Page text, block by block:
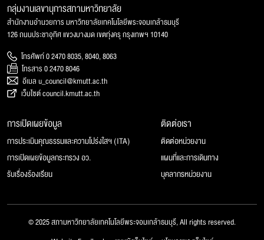
กลุ่มงานเลขานุการสภามหาวิทยาลัย
สำนักงานอำนวยการ มหาวิทยาลัยเทคโนโลยีพระจอมเกล้าธนบุรี
126 ถนนประชาอุทิศ แขวงบางมด เขตทุ่งครุ กรุงเทพฯ 10140
โทรศัพท์ 0 2470 8035, 8040, 8063
โทรสาร 0 2470 8046
อีเมล u_council@kmutt.ac.th
เว็บไซต์ council.kmutt.ac.th
การเปิดเผยข้อมูล
การประเมินคุณธรรมและความโปร่งใสฯ (ITA)
การเปิดเผยข้อมูลกระทรวง อว.
รับเรื่องร้องเรียน
ติดต่อเรา
ติดต่อหน่วยงาน
แผนที่และการเดินทาง
บุคลากรหน่วยงาน
© 2025 สภามหาวิทยาลัยเทคโนโลยีพระจอมเกล้าธนบุรี, All rights reserved.